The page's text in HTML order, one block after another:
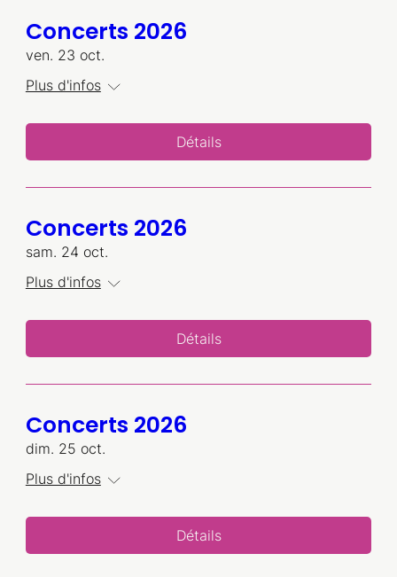
Concerts 2026
ven. 23 oct.
Plus d'infos
Détails
Concerts 2026
sam. 24 oct.
Plus d'infos
Détails
Concerts 2026
dim. 25 oct.
Plus d'infos
Détails